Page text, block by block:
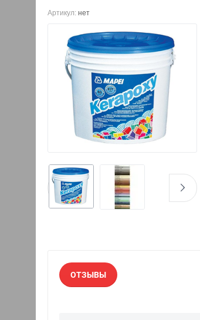
Артикул: нет
ОТЗЫВЫ